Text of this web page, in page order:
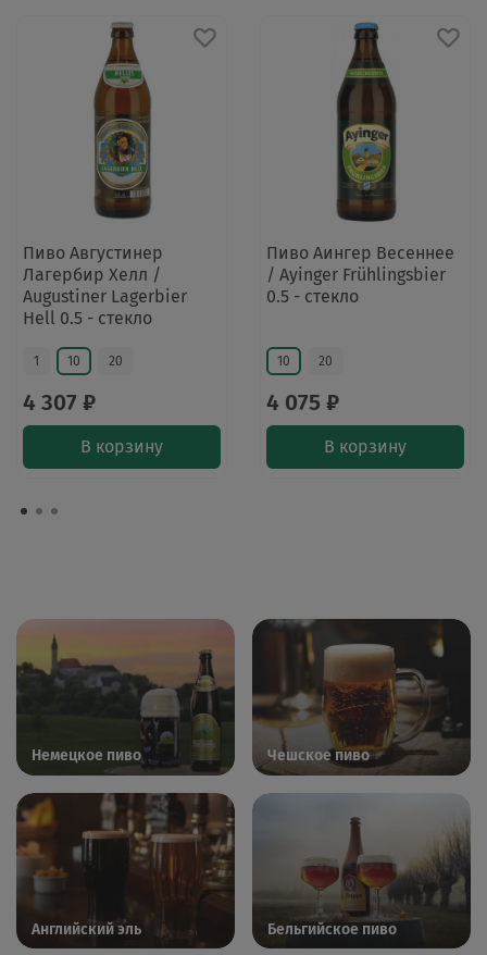
Пиво Августинер
Лагербир Хелл /
Augustiner Lagerbier
Hell 0.5 - стекло
1 10 20
4 307 ₽
В корзину
Пиво Аингер Весеннее
/ Ayinger Frühlingsbier
0.5 - стекло
10 20
4 075 ₽
В корзину
Немецкое пиво Чешское пиво
Английский эль Бельгийское пиво